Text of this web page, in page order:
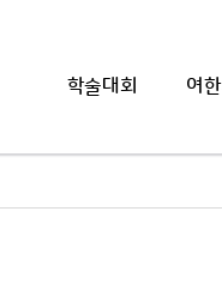
학술대회 여